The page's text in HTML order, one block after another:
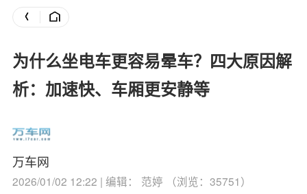
为什么坐电车更容易晕车？四大原因解
析：加速快、车厢更安静等
万车网
2026/01/02 12:22 | 编辑： 范婷 （浏览：35751）